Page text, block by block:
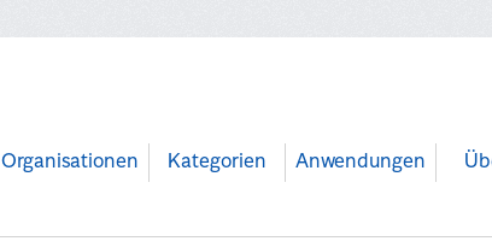
Organisationen Kategorien Anwendungen